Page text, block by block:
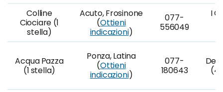
Colline
Ciociare (1
stella)
Acuto, Frosinone
(Ottieni
indicazioni)
077-
556049
I
Acqua Pazza
(1 stella)
Ponza, Latina
(Ottieni
indicazioni)
077-
180643
(4